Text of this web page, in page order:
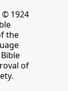
© 1924
the
of